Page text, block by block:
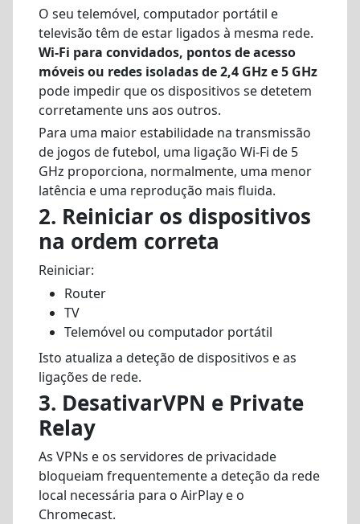
O seu telemóvel, computador portátil e
televisão têm de estar ligados à mesma rede.
Wi-Fi para convidados, pontos de acesso
móveis ou redes isoladas de 2,4 GHz e 5 GHz
pode impedir que os dispositivos se detetem
corretamente uns aos outros.
Para uma maior estabilidade na transmissão
de jogos de futebol, uma ligação Wi-Fi de 5
GHz proporciona, normalmente, uma menor
latência e uma reprodução mais fluida.
2. Reiniciar os dispositivos
na ordem correta
Reiniciar:
Router
TV
Telemóvel ou computador portátil
Isto atualiza a deteção de dispositivos e as
ligações de rede.
3. DesativarVPN e Private
Relay
As VPNs e os servidores de privacidade
bloqueiam frequentemente a deteção da rede
local necessária para o AirPlay e o
Chromecast.